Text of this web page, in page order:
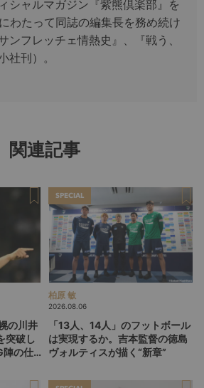
シャルマガジン『紫熊倶楽部』を
わたって同誌の編集長を務め続け
ンフレッチェ情熱史』、『戦う、
社刊）。
関連記事
の川井
突破し
陣の仕
SPECIAL
柏原 敏
2026.08.06
「13人、14人」のフットボール
は実現するか。吉本監督の徳島
ヴォルティスが描く“新章”